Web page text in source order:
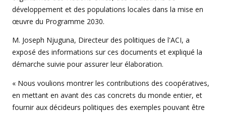
développement et des populations locales dans la mise en
œuvre du Programme 2030.
M. Joseph Njuguna, Directeur des politiques de l'ACI, a
exposé des informations sur ces documents et expliqué la
démarche suivie pour assurer leur élaboration.
« Nous voulions montrer les contributions des coopératives,
en mettant en avant des cas concrets du monde entier, et
fournir aux décideurs politiques des exemples pouvant être